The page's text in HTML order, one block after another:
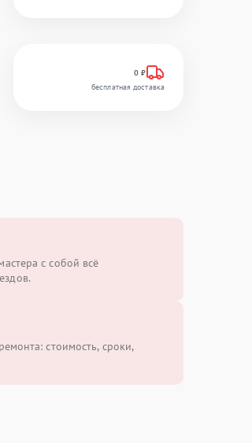
0 ₽
бесплатная доставка
с собой всё
стоимость, сроки,